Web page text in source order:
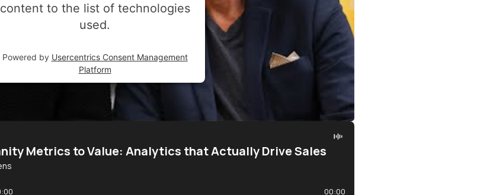
content to the list of technologies
used.
Powered by Usercentrics Consent Management
Platform